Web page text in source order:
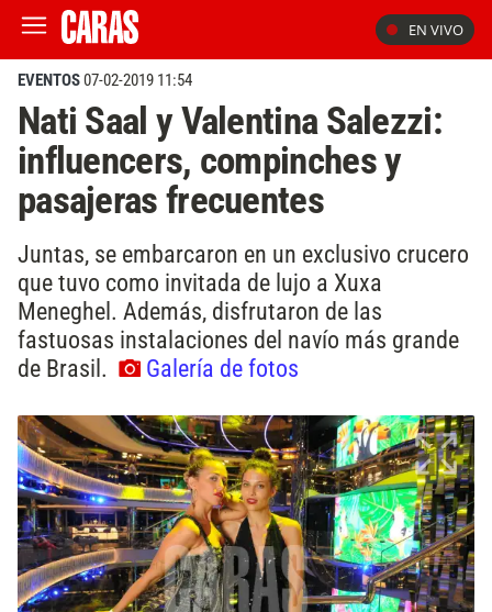
EN VIVO
EVENTOS07-02-2019 11:54
Nati Saal y Valentina Salezzi:
influencers, compinches y
pasajeras frecuentes
Juntas, se embarcaron en un exclusivo crucero
que tuvo como invitada de lujo a Xuxa
Meneghel. Además, disfrutaron de las
fastuosas instalaciones del navío más grande
de Brasil.
Galería de fotos